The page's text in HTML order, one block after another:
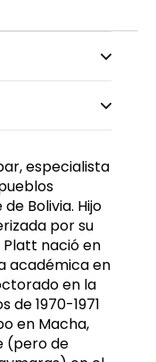
especialista
Bolivia. Hijo
por su
nació en
académica en
en la
de 1970-1971
en Macha,
(pero de